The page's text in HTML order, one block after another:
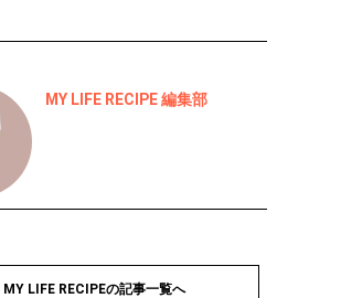
MY LIFE RECIPE 編集部
MY LIFE RECIPEの記事一覧へ